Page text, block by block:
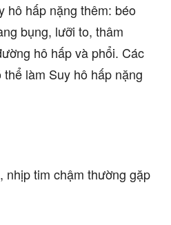
hô hấp nặng thêm: béo
bụng, lưỡi to, thâm
hô hấp và phổi. Các
làm Suy hô hấp nặng
nhịp tim chậm thường gặp